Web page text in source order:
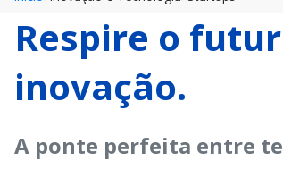
Respire o
inovação.
A ponte perfeita entre